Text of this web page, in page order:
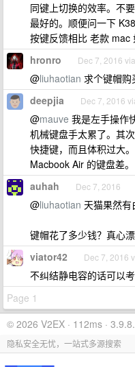
同键上切换的效率。不
最好的。顺便问一下
按键反馈相比 老款 mac
hronro Dec 7, 2016
@liuhaotian 求个键帽购
deepjia Dec 7, 2016
@mauve 我是左手操作
机械键盘手太累了。其
快捷键，而且体积过大
Macbook Air 的键盘差。
auhah Dec 7, 2016
@liuhaotian 天猫果然有
键帽花了多少钱？真心
viator42 Dec 7, 2016
不纠结静电容的话可以
Page 1
© 2026 V2EX · 112ms ·
隐私安全无忧，一站式多源搜索